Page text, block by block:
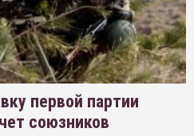
первой партии
союзников